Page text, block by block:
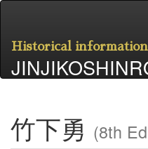
Historical
竹下勇 (8th